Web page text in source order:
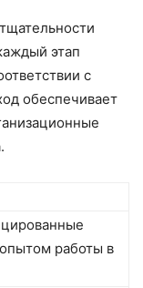
этап
с
обеспечивает
работы в